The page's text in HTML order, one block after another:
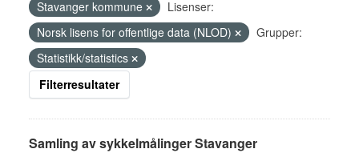
Stavanger kommune
Lisenser:
Norsk lisens for offentlige data (NLOD)
Grupper:
Statistikk/statistics
Filterresultater
Samling av sykkelmålinger Stavanger